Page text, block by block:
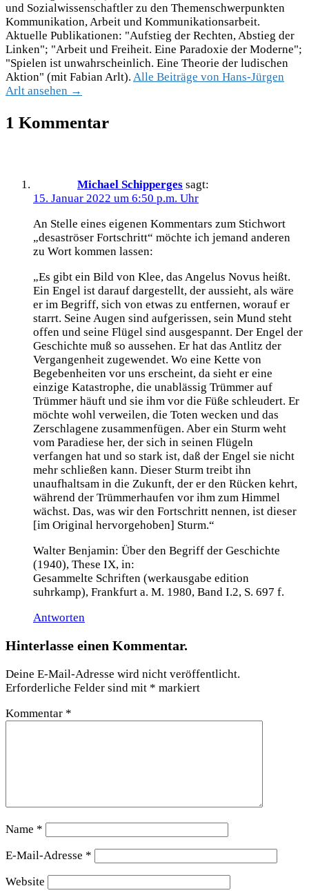
und Sozialwissenschaftler zu den Themenschwerpunkten
Kommunikation, Arbeit und Kommunikationsarbeit.
Aktuelle Publikationen: "Aufstieg der Rechten, Abstieg der
Linken"; "Arbeit und Freiheit. Eine Paradoxie der Moderne";
"Spielen ist unwahrscheinlich. Eine Theorie der ludischen
Aktion" (mit Fabian Arlt). Alle Beiträge von Hans-Jürgen
Arlt ansehen →
1 Kommentar
Michael Schipperges sagt:
15. Januar 2022 um 6:50 p.m. Uhr
An Stelle eines eigenen Kommentars zum Stichwort
„desaströser Fortschritt“ möchte ich jemand anderen
zu Wort kommen lassen:
„Es gibt ein Bild von Klee, das Angelus Novus heißt.
Ein Engel ist darauf dargestellt, der aussieht, als wäre
er im Begriff, sich von etwas zu entfernen, worauf er
starrt. Seine Augen sind aufgerissen, sein Mund steht
offen und seine Flügel sind ausgespannt. Der Engel der
Geschichte muß so aussehen. Er hat das Antlitz der
Vergangenheit zugewendet. Wo eine Kette von
Begebenheiten vor uns erscheint, da sieht er eine
einzige Katastrophe, die unablässig Trümmer auf
Trümmer häuft und sie ihm vor die Füße schleudert. Er
möchte wohl verweilen, die Toten wecken und das
Zerschlagene zusammenfügen. Aber ein Sturm weht
vom Paradiese her, der sich in seinen Flügeln
verfangen hat und so stark ist, daß der Engel sie nicht
mehr schließen kann. Dieser Sturm treibt ihn
unaufhaltsam in die Zukunft, der er den Rücken kehrt,
während der Trümmerhaufen vor ihm zum Himmel
wächst. Das, was wir den Fortschritt nennen, ist dieser
[im Original hervorgehoben] Sturm.“
Walter Benjamin: Über den Begriff der Geschichte
(1940), These IX, in:
Gesammelte Schriften (werkausgabe edition
suhrkamp), Frankfurt a. M. 1980, Band I.2, S. 697 f.
Antworten
Hinterlasse einen Kommentar.
Deine E-Mail-Adresse wird nicht veröffentlicht.
Erforderliche Felder sind mit * markiert
Kommentar *
Name *
E-Mail-Adresse *
Website